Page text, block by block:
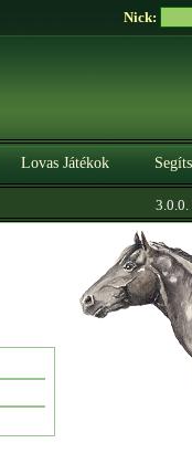
Nick:
Lovas Játékok
3.0.0.